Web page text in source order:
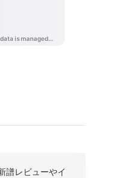
譜レビューやイ